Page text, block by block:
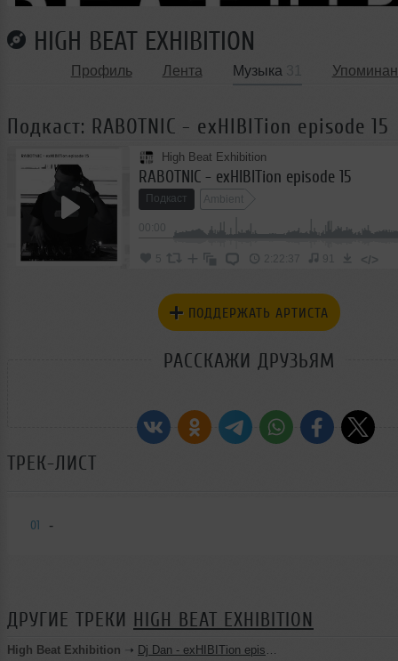
HIGH BEAT EXHIBITION
Профиль Лента Музыка
Подкаст: RABOTNIC - exHIBITion episode 15
High Beat Exhibition
RABOTNIC - exHIBITion episode 15
Подкаст Ambient
5 2:22:37 91 </>
ПОДДЕРЖАТЬ АРТИСТА
РАССКАЖИ ДРУЗЬЯМ
ТРЕК-ЛИСТ
01 -
ДРУГИЕ ТРЕКИ HIGH BEAT EXHIBITION
High Beat Exhibition ➝ Dj Dan - exHIBITion episode 30